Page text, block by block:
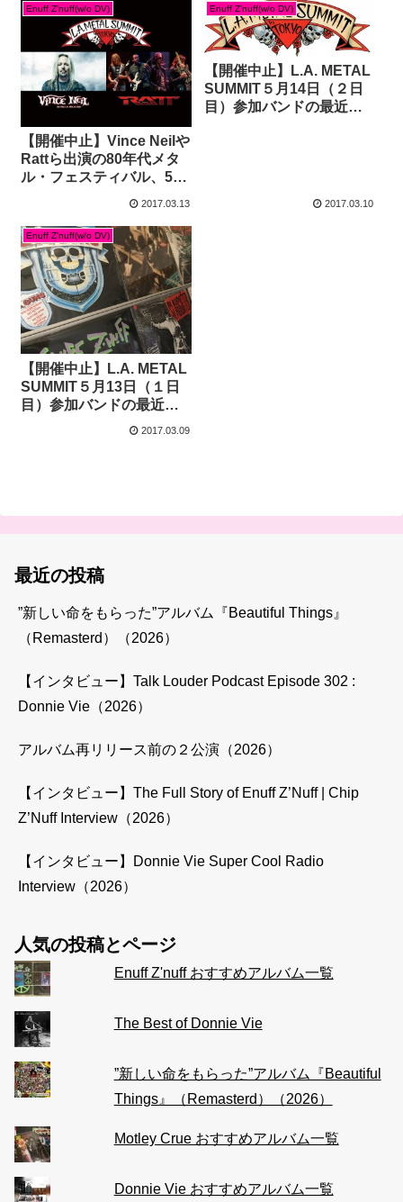
Enuff Z'nuff(w/o DV)
【開催中止】Vince Neilや
Rattら出演の80年代メタ
ル・フェスティバル、5月
に幕張で開催決定
2017.03.13
Enuff Z'nuff(w/o DV)
【開催中止】L.A. METAL
SUMMIT５月14日（２日
目）参加バンドの最近の
2017.03.10
Enuff Z'nuff(w/o DV)
【開催中止】L.A. METAL
SUMMIT５月13日（１日
目）参加バンドの最近の
2017.03.09
最近の投稿
”新しい命をもらった”アルバム『Beautiful Things』
（Remasterd）（2026）
【インタビュー】Talk Louder Podcast Episode 302 :
Donnie Vie（2026）
アルバム再リリース前の２公演（2026）
【インタビュー】The Full Story of Enuff Z’Nuff | Chip
Z’Nuff Interview（2026）
【インタビュー】Donnie Vie Super Cool Radio
Interview（2026）
人気の投稿とページ
Enuff Z'nuff おすすめアルバム一覧
The Best of Donnie Vie
”新しい命をもらった”アルバム『Beautiful
Things』（Remasterd）（2026）
Motley Crue おすすめアルバム一覧
Donnie Vie おすすめアルバム一覧